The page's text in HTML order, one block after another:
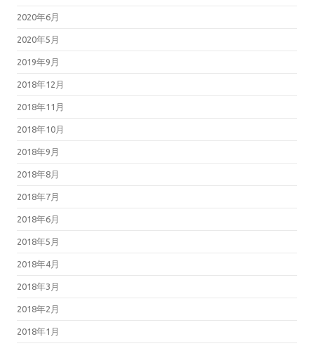
2020年6月
2020年5月
2019年9月
2018年12月
2018年11月
2018年10月
2018年9月
2018年8月
2018年7月
2018年6月
2018年5月
2018年4月
2018年3月
2018年2月
2018年1月